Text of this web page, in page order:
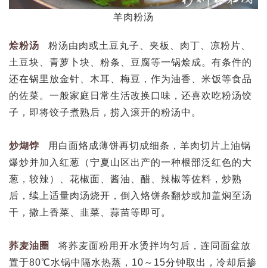
羊肉粉汤
烩粉汤 粉汤由肉或土豆丸子、夹板、肉丁、凉粉片、
土豆块、青萝卜块、粉条、豆腐等一锅烩成。有条件的
还在锅里放金针、木耳、梅豆，作为油香、米饭等食品
的佐菜。一般家庭日常生活改换口味，还喜欢吃粉汤饺
子，即将饺子煮熟后，捞入滚开的粉汤中。
炒煳饽 用白面烙成薄饼再切成细条，羊肉切片上油锅
爆炒并加入红葱（宁夏山区出产的一种根部泛红色的大
葱，较辣）、花椒面、酱油、醋、辣椒等佐料，炒熟
后，续上适量肉汤烧开，倒入烙饼条翻炒或加盖焖至汤
干，撒上香菜、韭菜、蒜苗等即可。
荞麦油圈
将荞麦面粉用开水烫拌均匀后，连同面盆放
置于80℃水锅中隔水热蒸，10～15分钟取出，冷却后掺